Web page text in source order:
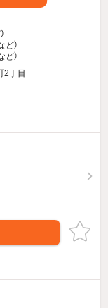
）
ど）
ど）
2丁目